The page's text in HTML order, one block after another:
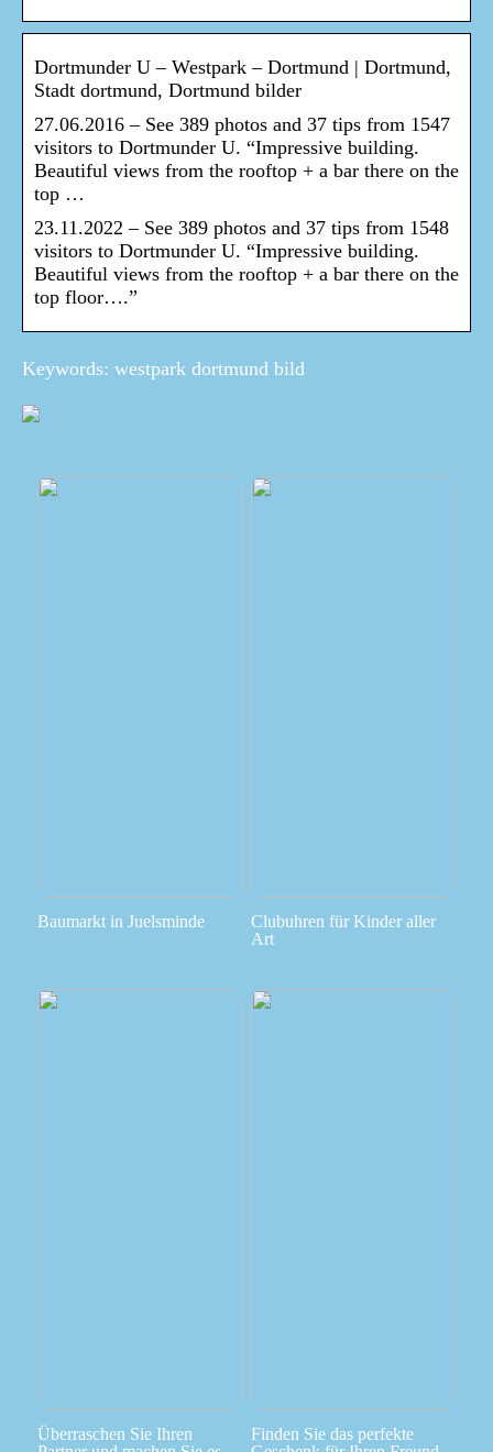
Dortmunder U – Westpark – Dortmund | Dortmund,
Stadt dortmund, Dortmund bilder
27.06.2016 – See 389 photos and 37 tips from 1547
visitors to Dortmunder U. “Impressive building.
Beautiful views from the rooftop + a bar there on the
top …
23.11.2022 – See 389 photos and 37 tips from 1548
visitors to Dortmunder U. “Impressive building.
Beautiful views from the rooftop + a bar there on the
top floor….”
Keywords: westpark dortmund bild
Baumarkt in Juelsminde
Clubuhren für Kinder aller
Art
Überraschen Sie Ihren
Finden Sie das perfekte